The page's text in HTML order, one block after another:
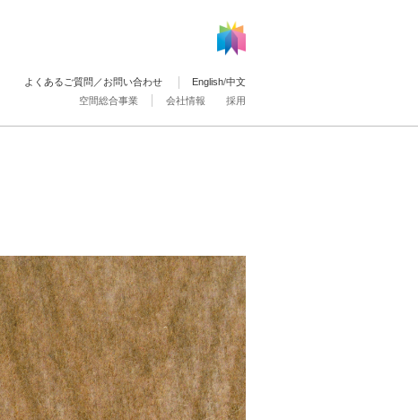
空間総合事業 会社情報 採用
よくあるご質問／お問い合わせ English/中文